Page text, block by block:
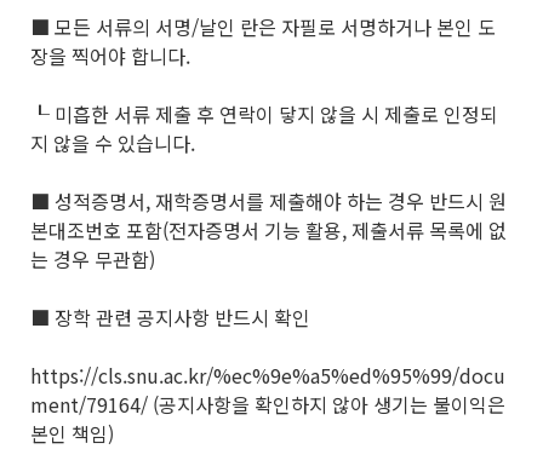
■ 모든 서류의 서명/날인 란은 자필로 서명하거나 본인 도
장을 찍어야 합니다.
┖ 미흡한 서류 제출 후 연락이 닿지 않을 시 제출로 인정되
지 않을 수 있습니다.
■ 성적증명서, 재학증명서를 제출해야 하는 경우 반드시 원
본대조번호 포함(전자증명서 기능 활용, 제출서류 목록에 없
는 경우 무관함)
■ 장학 관련 공지사항 반드시 확인
https://cls.snu.ac.kr/%ec%9e%a5%ed%95%99/docu
ment/79164/ (공지사항을 확인하지 않아 생기는 불이익은
본인 책임)